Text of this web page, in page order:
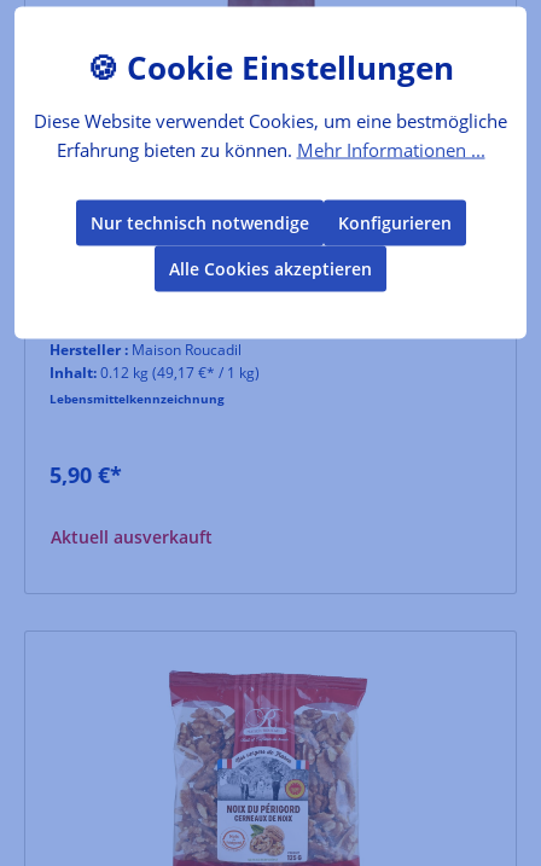
Pruneaux d'Agen Choco Noir
vollfruchtige, entsteinte Pruneaux d'Agen im
Zartbitterschokoladenmantel
Hersteller : Maison Roucadil
Inhalt:0.12 kg (49,17 €* / 1 kg)
Lebensmittelkennzeichnung
5,90 €*
Aktuell ausverkauft
Diese Website verwendet Cookies, um eine bestmögliche
Erfahrung bieten zu können. Mehr Informationen ...
Nur technisch notwendige
Konfigurieren
Alle Cookies akzeptieren